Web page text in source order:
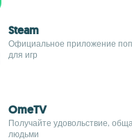
Steam
Официальное приложение
для игр
OmeTV
Получайте удовольствие,
людьми